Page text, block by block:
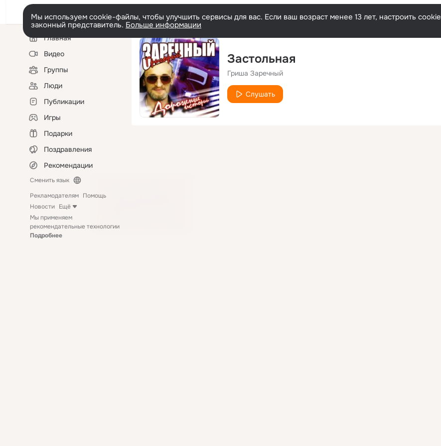
Мы используем cookie-файлы, чтобы улучшить сервисы для вас. Если ваш возраст менее 13 лет, настроить
законный представитель. Больше информации
Левая
колонкаГлавная
Видео
Группы
Люди
Публикации
Игры
Подарки
Поздравления
Рекомендации
Сменить язык
Рекламодателям Помощь
Новости Ещё
Мы применяем
рекомендательные технологии
Подробнее
Застольная
Гриша Заречный
Слушать